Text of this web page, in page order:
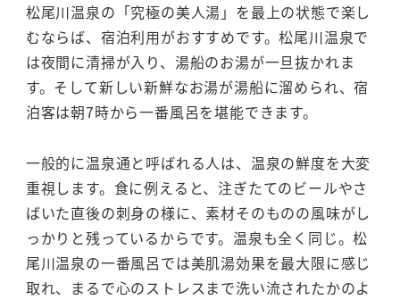
松尾川温泉の「究極の美人湯」を最上の状態で楽し
むならば、宿泊利用がおすすめです。松尾川温泉で
は夜間に清掃が入り、湯船のお湯が一旦抜かれま
す。そして新しい新鮮なお湯が湯船に溜められ、宿
泊客は朝7時から一番風呂を堪能できます。
一般的に温泉通と呼ばれる人は、温泉の鮮度を大変
重視します。食に例えると、注ぎたてのビールやさ
ばいた直後の刺身の様に、素材そのものの風味がし
っかりと残っているからです。温泉も全く同じ。松
尾川温泉の一番風呂では美肌湯効果を最大限に感じ
取れ、まるで心のストレスまで洗い流されたかのよ